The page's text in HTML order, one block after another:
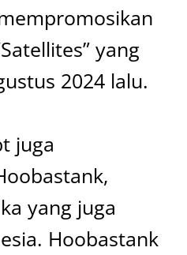
yang
2024 lalu.
juga
yang juga
Hoobastank